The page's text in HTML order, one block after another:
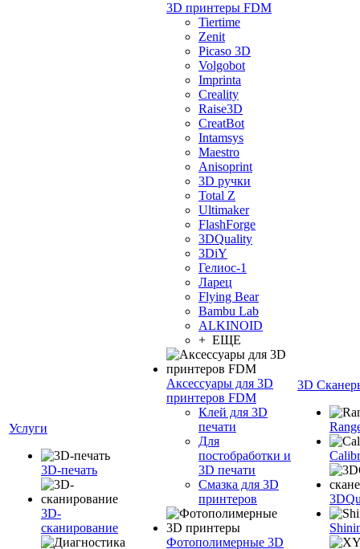
Услуги
3D-печать
3D-
сканирование
3D принтеры FDM
Tiertime
Zenit
Picaso 3D
Volgobot
Imprinta
Creality
Raise3D
CreatBot
Intamsys
Maestro
Anisoprint
3D ручки
Total Z
Ultimaker
FlashForge
3DQuality
3DiY
Гелиос-1
Ларец
Flying Bear
Bambu Lab
ALKINOID
+ ЕЩЕ
Аксессуары для 3D
принтеров FDM
Клей для 3D
печати
Для
постобработки и
3D печати
Смазка для 3D
принтеров
Фотополимерные 3D
3D